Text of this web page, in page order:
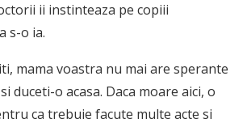
ii instinteaza pe copiii
s-o ia.
mama voastra nu mai are sperante
duceti-o acasa. Daca moare aici, o
ca trebuie facute multe acte si